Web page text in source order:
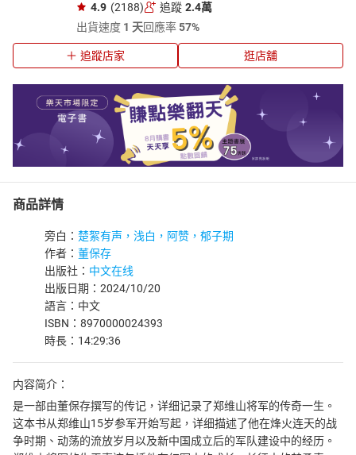
4.9 (2188) 追蹤 2.4萬
出貨速度 1 天回應率57%
追蹤店家 逛店舖
商品詳情
旁白： 楚絮有声，浅白，阿赞，郁子期
作者： 董保存
出版社： 中文在线
出版日期：2024/10/20
語言：中文
ISBN：8970000024393
時長：14:29:36
内容简介：
是一部由董保存撰写的传记，详细记录了郑维山将军的传奇一生。
这本书从郑维山15岁参军开始写起，详细描述了他在烽火连天的战
争时期、动荡的流放岁月以及新中国成立后的军队建设中的经历。